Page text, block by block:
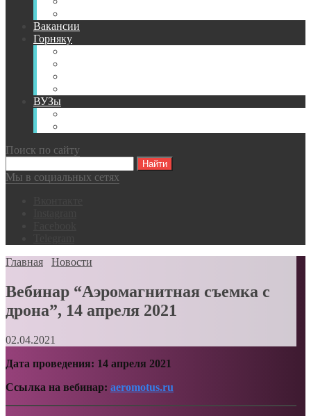
Вакансии
Горняку
ВУЗы
Поиск по сайту
Мы в социальных сетях
Главная
Новости
Вебинар “Аэромагнитная съемка с
дрона”, 14 апреля 2021
02.04.2021
Дата проведения: 14 апреля 2021
Ссылка на вебинар: aeromotus.ru